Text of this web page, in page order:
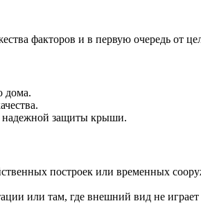
факторов и в первую очередь от
дома.
надежной защиты крыши.
построек или временных
или там, где внешний вид не